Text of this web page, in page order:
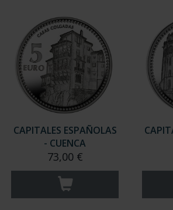
CAPITALES ESPAÑOLAS
- CUENCA
73,00 €